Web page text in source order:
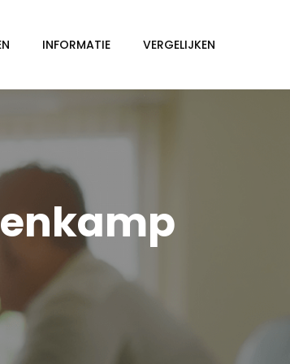
INFORMATIE VERGELIJKEN